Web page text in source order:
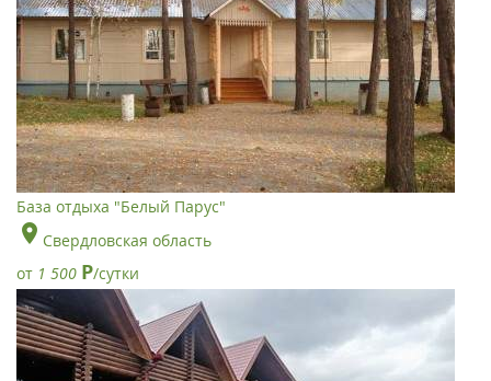
База отдыха "Белый Парус"
Свердловская область
от 1 500 Р/сутки